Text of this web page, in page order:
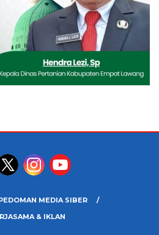
MEDIA SIBER
& IKLAN